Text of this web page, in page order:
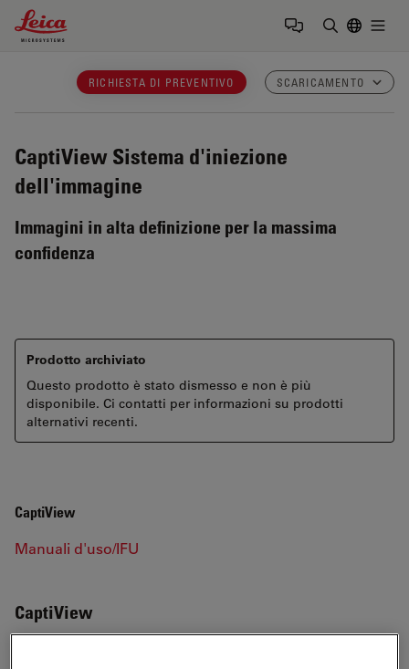
Leica Microsystems Logo
RICHIESTA DI PREVENTIVO SCARICAMENTO
CaptiView Sistema d'iniezione
dell'immagine
Immagini in alta definizione per la massima
confidenza
Prodotto archiviato
Questo prodotto è stato dismesso e non è più
disponibile. Ci contatti per informazioni su prodotti
alternativi recenti.
CaptiView
Manuali d'uso/IFU
CaptiView